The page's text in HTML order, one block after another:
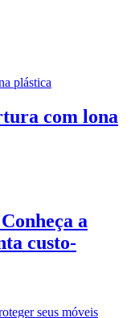
com lona
a
custo-